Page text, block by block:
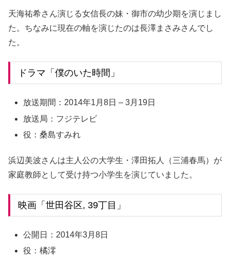
天海祐希さん演じる女信長の妹・御市の幼少期を演じまし
た。ちなみに現在の軸を演じたのは長澤まさみさんでし
た。
ドラマ「僕のいた時間」
放送期間：2014年1月8日 – 3月19日
放送局：フジテレビ
役：桑島すみれ
浜辺美波さんは主人公の大学生・澤田拓人（三浦春馬）が
家庭教師として受け持つ小学生を演じていました。
映画「世田谷区, 39丁目」
公開日：2014年3月8日
役：橘澪